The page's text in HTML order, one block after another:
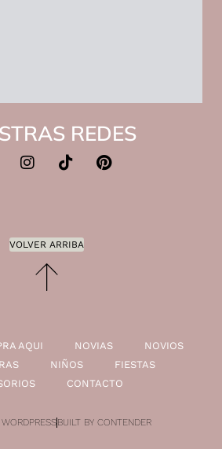
REDES
VOLVER ARRIBA
AQUI NOVIAS
NOVIOS
NIÑOS
FIESTAS
CONTACTO
BUILT BY CONTENDER